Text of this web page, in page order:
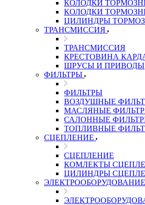
КОЛОДКИ
КОЛОДКИ
ЦИЛИНДРЫ
ТРАНСМИССИЯ
ТРАНСМИССИЯ
КРЕСТОВИНА
ШРУСЫ И ПРИВОДЫ
ФИЛЬТРЫ
ФИЛЬТРЫ
ВОЗДУШНЫЕ
МАСЛЯНЫЕ
САЛОННЫЕ
ТОПЛИВНЫЕ
СЦЕПЛЕНИЕ
СЦЕПЛЕНИЕ
КОМЛЕКТЫ
ЦИЛИНДРЫ
ЭЛЕКТРООБОРУДОВАНИЕ